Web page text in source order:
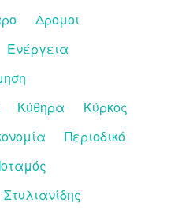
Δρομοι
Ενέργεια
Κύθηρα
Κύρκος
Περιοδικό
Στυλιανίδης